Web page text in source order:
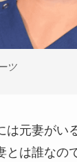
ツ
は元妻がい
とは誰なの